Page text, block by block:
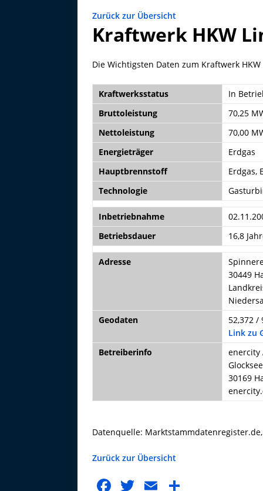
Zurück zur Übersicht
Kraftwerk HKW
Die Wichtigsten Daten zum Kraftwerk
Kraftwerksstatus
In
Bruttoleistung
70,25
Nettoleistung
70,00
Energieträger
Erdgas
Hauptbrennstoff
Erdgas,
Technologie
Inbetriebnahme
Betriebsdauer
16,8
Adresse
30449
Geodaten
52,372 /
Link zu
Betreiberinfo
enercity
30169
Datenquelle:
Zurück zur Übersicht
F T E